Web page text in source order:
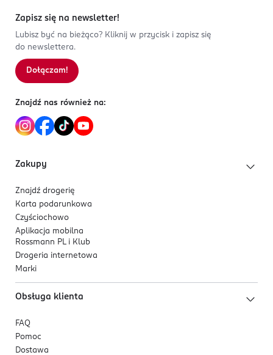
Zapisz się na newsletter!
Lubisz być na bieżąco? Kliknij w przycisk i zapisz się
do newslettera.
Dołączam!
Znajdź nas również na:
Zakupy
Znajdź drogerię
Karta podarunkowa
Czyściochowo
Aplikacja mobilna
Rossmann PL i Klub
Drogeria internetowa
Marki
Obsługa klienta
FAQ
Pomoc
Dostawa